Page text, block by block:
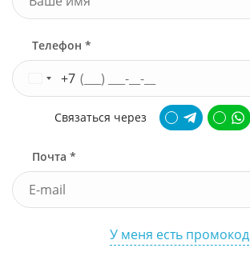
Телефон *
+7
Связаться через
Почта *
У меня есть промокод